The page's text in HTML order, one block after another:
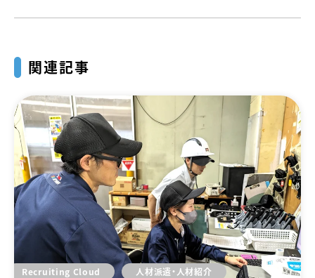
関連記事
Recruiting Cloud
人材派遣・人材紹介